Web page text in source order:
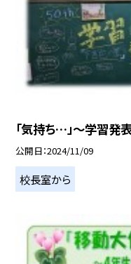
「気持ち…」～学習発
公開日 2024/11/09
校長室から